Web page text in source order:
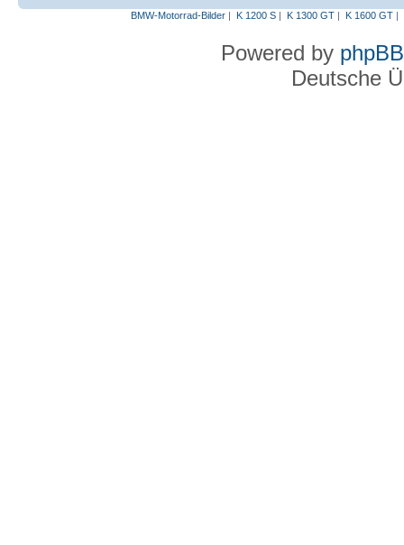
BMW-Motorrad-Bilder| K 1200 S| K 1300 GT| K 1600 GT|
Powered by phpBB
Deutsche